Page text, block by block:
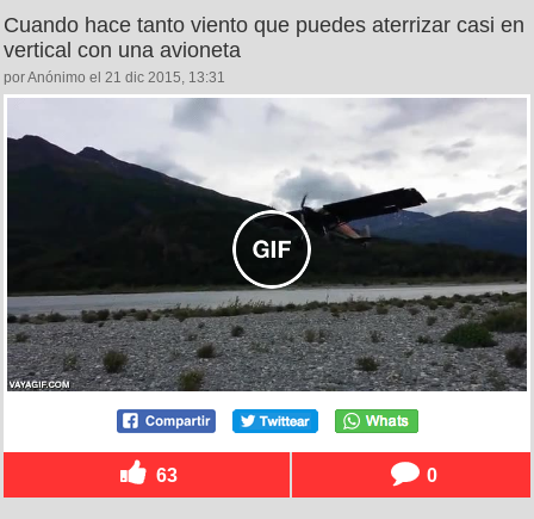
Cuando hace tanto viento que puedes aterrizar casi en
vertical con una avioneta
por Anónimo el 21 dic 2015, 13:31
63 0